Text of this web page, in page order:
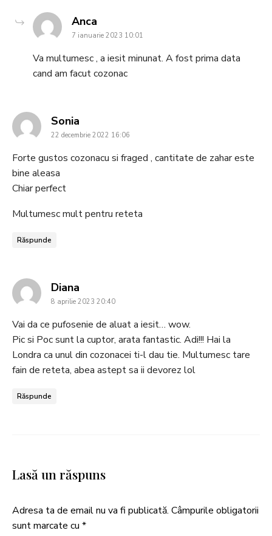
Anca
7 ianuarie 2023 10:01
Va multumesc , a iesit minunat. A fost prima data
cand am facut cozonac
Sonia
22 decembrie 2022 16:06
Forte gustos cozonacu si fraged , cantitate de zahar este
bine aleasa
Chiar perfect
Multumesc mult pentru reteta
Răspunde
Diana
8 aprilie 2023 20:40
Vai da ce pufosenie de aluat a iesit… wow.
Pic si Poc sunt la cuptor, arata fantastic. Adi!!! Hai la
Londra ca unul din cozonacei ti-l dau tie. Multumesc tare
fain de reteta, abea astept sa ii devorez lol
Răspunde
Lasă un răspuns
Adresa ta de email nu va fi publicată. Câmpurile obligatorii
sunt marcate cu *